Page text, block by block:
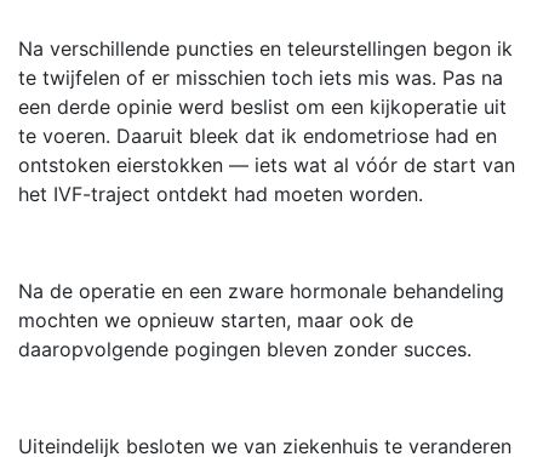
Na verschillende puncties en teleurstellingen begon ik
te twijfelen of er misschien toch iets mis was. Pas na
een derde opinie werd beslist om een kijkoperatie uit
te voeren. Daaruit bleek dat ik endometriose had en
ontstoken eierstokken — iets wat al vóór de start van
het IVF-traject ontdekt had moeten worden.
Na de operatie en een zware hormonale behandeling
mochten we opnieuw starten, maar ook de
daaropvolgende pogingen bleven zonder succes.
Uiteindelijk besloten we van ziekenhuis te veranderen